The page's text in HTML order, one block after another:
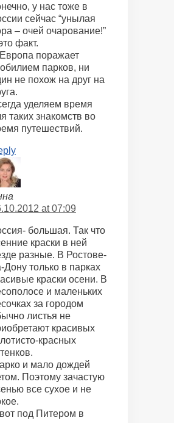
у нас тоже в
сейчас “унылая
– очей очарование!”
факт.
поражает
парков, ни
не похож на друг на
уделяем время
таких знакомств во
путешествий.
at 07:09
большая. Так что
краски в ней
разные. В Ростове-
Дону только в парках
краски осени. В
и маленьких
за городом
листья не
красивых
красных
и мало дождей
Поэтому зачастую
все сухое и не
под Питером в